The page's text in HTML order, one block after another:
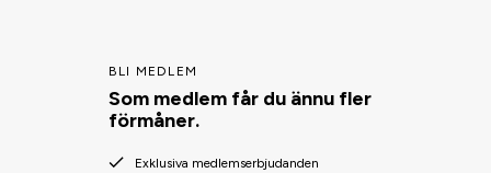
BLI MEDLEM
Som medlem får du ännu fler
förmåner.
Exklusiva medlemserbjudanden